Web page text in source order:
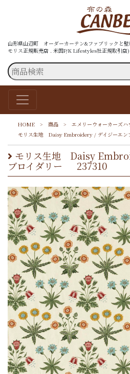
山形県山辺町 オーダーカーテン&ファブリックと
モリス正規販売店 . 米国P/K Lifestyles社正規取引店)
HOME > 商品 > エメリーウォーカーズハ
モリス生地 Daisy Embroidery / デイジーエ
モリス生地 Daisy
ブロイダリー 237310